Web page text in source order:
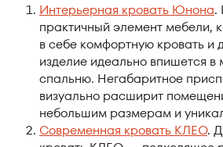
Интерьерная кровать Юнона.
практичный элемент мебели,
в себе комфортную кровать и
изделие идеально впишется
спальню. Негабаритное
визуально расширит
небольшим размерам и
Современная кровать КЛЕО.